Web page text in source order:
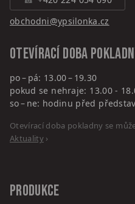
obchodni@ypsilonka.cz
Otevírací doba
po – pá: 13.00 – 19.30
pokud se nehraje: 13.00 -
so – ne: hodinu před
Otevírací doba pokladny se
Aktuality›
PRODUKCE